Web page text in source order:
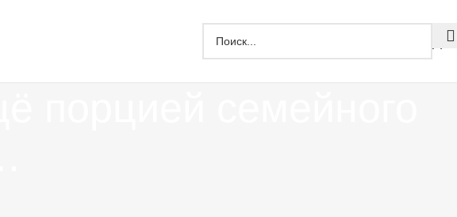
порцией семейного